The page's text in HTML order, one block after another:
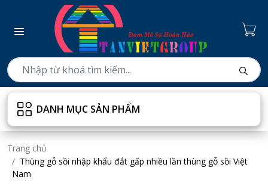
DANH MỤC SẢN PHẨM
Trang chủ
Thùng gỗ sồi nhập khẩu đắt gấp nhiều lần thùng gỗ sồi Việt
Nam